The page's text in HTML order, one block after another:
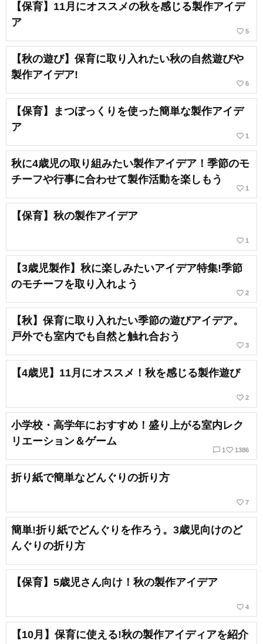
【保育】11月にオススメの秋を感じる製作アイデ
ア
favorite_border 5
【秋の遊び】保育に取り入れたい秋の自然遊びや
製作アイデア!
favorite_border 6
【保育】まつぼっくりを使った簡単な製作アイデ
ア
favorite_border 1
秋に4歳児の取り組みたい製作アイデア！季節のモ
チーフや行事に合わせて製作活動を楽しもう
favorite_border 1
【保育】秋の製作アイデア
favorite_border 1
【3歳児製作】秋に楽しみたいアイデア特集!季節
のモチーフを取り入れよう
favorite_border 2
【秋】保育に取り入れたい季節の遊びアイデア。
戸外でも室内でも自然と触れ合おう
favorite_border 3
【4歳児】11月にオススメ！秋を感じる製作遊び
favorite_border 2
小学校・高学年におすすめ！盛り上がる室内レク
リエーション＆ゲーム
chat_bubble_outline 1 favorite_border 1386
折り紙で簡単などんぐりの折り方
favorite_border 7
簡単!折り紙でどんぐりを作ろう。3歳児向けのど
んぐりの折り方
【保育】5歳児さん向け！秋の製作アイデア
favorite_border 4
【10月】保育に使える!秋の製作アイディアを紹介